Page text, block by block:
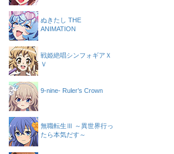
ぬきたし THE
ANIMATION
戦姫絶唱シンフォギアＸ
Ｖ
9-nine- Ruler’s Crown
無職転生Ⅲ ～異世界行っ
たら本気だす～